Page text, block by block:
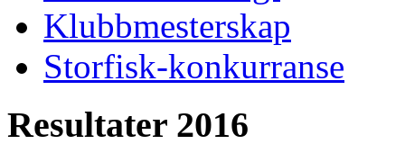
Klubbmesterskap
Storfisk-konkurranse
Resultater 2016